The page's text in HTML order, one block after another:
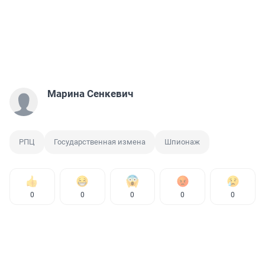
Марина Сенкевич
РПЦ Государственная измена Шпионаж
0 0 0 0 0